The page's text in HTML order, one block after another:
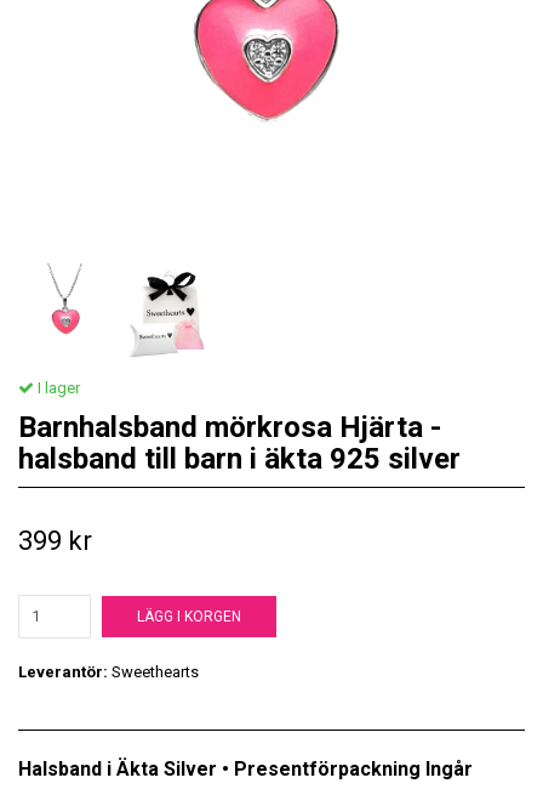
I lager
Barnhalsband mörkrosa Hjärta -
halsband till barn i äkta 925 silver
399 kr
LÄGG I KORGEN
Leverantör: Sweethearts
Halsband i Äkta Silver • Presentförpackning Ingår